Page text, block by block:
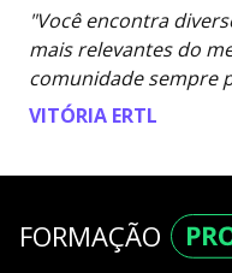
"Você encontra
mais relevantes do
comunidade sempre
VITÓRIA ERTL
FORMAÇÃO